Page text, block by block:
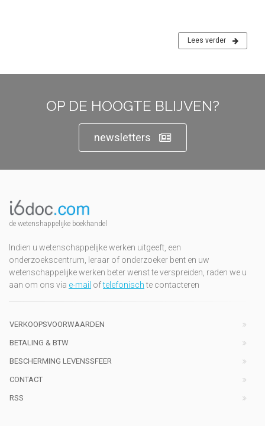
Lees verder
OP DE HOOGTE BLIJVEN?
newsletters
de wetenshappelijke boekhandel
Indien u wetenschappelijke werken uitgeeft, een
onderzoekscentrum, leraar of onderzoeker bent en uw
wetenschappelijke werken beter wenst te verspreiden, raden we u
aan om ons via e-mail oftelefonischte contacteren
VERKOOPSVOORWAARDEN
BETALING & BTW
BESCHERMING LEVENSSFEER
CONTACT
RSS